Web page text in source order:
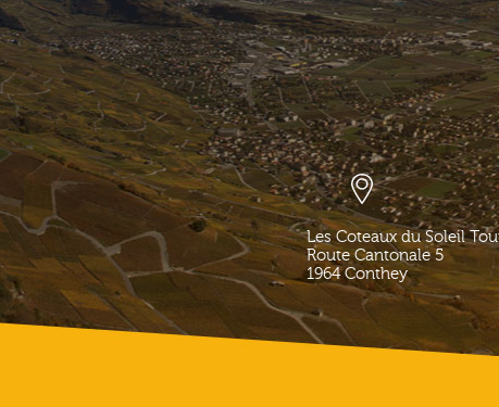
Les Coteaux du Soleil
Route Cantonale 5
1964 Conthey